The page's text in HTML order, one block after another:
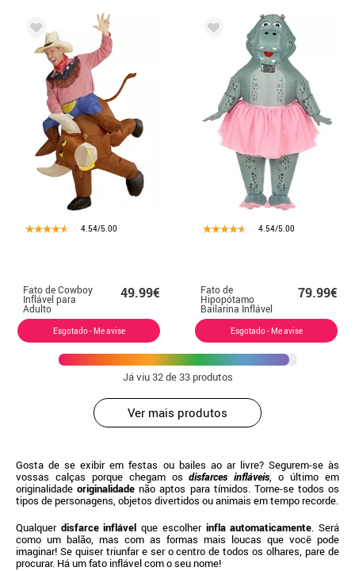
4.54/5.00
Fato de Cowboy
Inflável para
Adulto
Cavalgando
Raging Bull
49.99€
Esgotado - Me avise
4.54/5.00
Fato de
Hipopótamo
Bailarina Inflável
para Adultos
79.99€
Esgotado - Me avise
Já viu32de 33 produtos
Ver mais produtos
Gosta de se exibir em festas ou bailes ao ar livre? Segurem-se às
vossas calças porque chegam osdisfarces infláveis, o último em
originalidadeoriginalidade não aptos para tímidos. Torne-se todos os
tipos de personagens, objetos divertidos ou animais em tempo recorde.
Qualquer disfarce inflável que escolher infla automaticamente. Será
como um balão, mas com as formas mais loucas que você pode
imaginar! Se quiser triunfar e ser o centro de todos os olhares, pare de
procurar. Há um fato inflável com o seu nome!